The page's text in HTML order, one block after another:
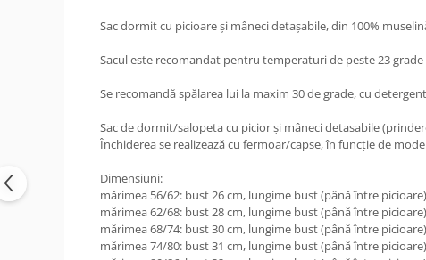
Sac dormit cu picioare și mâneci detașabile, din 100%
Sacul este recomandat pentru temperaturi de peste 23
Se recomandă spălarea lui la maxim 30 de grade, cu
Sac de dormit/salopeta cu picior și mâneci detasabile
Închiderea se realizează cu fermoar/capse, în funcție de
Dimensiuni:
mărimea 56/62: bust 26 cm, lungime bust (până între
mărimea 62/68: bust 28 cm, lungime bust (până între
mărimea 68/74: bust 30 cm, lungime bust (până între
mărimea 74/80: bust 31 cm, lungime bust (până între